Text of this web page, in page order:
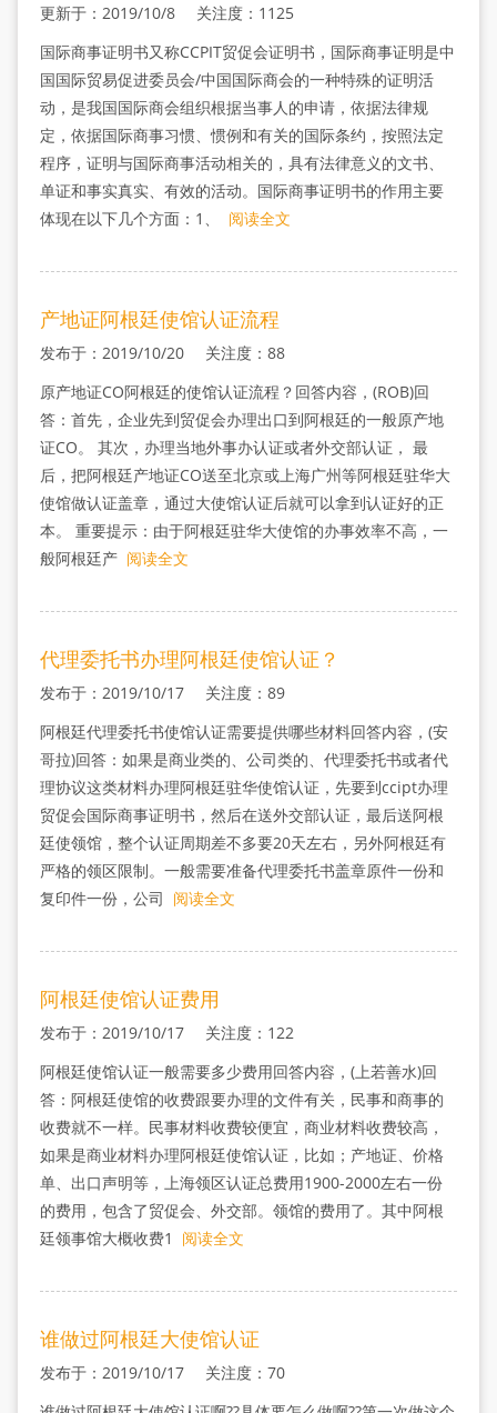
更新于：2019/10/8 关注度：1125
国际商事证明书又称CCPIT贸促会证明书，国际商事证明是中
国国际贸易促进委员会/中国国际商会的一种特殊的证明活
动，是我国国际商会组织根据当事人的申请，依据法律规
定，依据国际商事习惯、惯例和有关的国际条约，按照法定
程序，证明与国际商事活动相关的，具有法律意义的文书、
单证和事实真实、有效的活动。国际商事证明书的作用主要
体现在以下几个方面：1、
阅读全文
产地证阿根廷使馆认证流程
发布于：2019/10/20 关注度：88
原产地证CO阿根廷的使馆认证流程？回答内容，(ROB)回
答：首先，企业先到贸促会办理出口到阿根廷的一般原产地
证CO。 其次，办理当地外事办认证或者外交部认证， 最
后，把阿根廷产地证CO送至北京或上海广州等阿根廷驻华大
使馆做认证盖章，通过大使馆认证后就可以拿到认证好的正
本。 重要提示：由于阿根廷驻华大使馆的办事效率不高，一
般阿根廷产 阅读全文
代理委托书办理阿根廷使馆认证？
发布于：2019/10/17 关注度：89
阿根廷代理委托书使馆认证需要提供哪些材料回答内容，(安
哥拉)回答：如果是商业类的、公司类的、代理委托书或者代
理协议这类材料办理阿根廷驻华使馆认证，先要到ccipt办理
贸促会国际商事证明书，然后在送外交部认证，最后送阿根
廷使领馆，整个认证周期差不多要20天左右，另外阿根廷有
严格的领区限制。一般需要准备代理委托书盖章原件一份和
复印件一份，公司 阅读全文
阿根廷使馆认证费用
发布于：2019/10/17 关注度：122
阿根廷使馆认证一般需要多少费用回答内容，(上若善水)回
答：阿根廷使馆的收费跟要办理的文件有关，民事和商事的
收费就不一样。民事材料收费较便宜，商业材料收费较高，
如果是商业材料办理阿根廷使馆认证，比如；产地证、价格
单、出口声明等，上海领区认证总费用1900-2000左右一份
的费用，包含了贸促会、外交部。领馆的费用了。其中阿根
廷领事馆大概收费1
阅读全文
谁做过阿根廷大使馆认证
发布于：2019/10/17 关注度：70